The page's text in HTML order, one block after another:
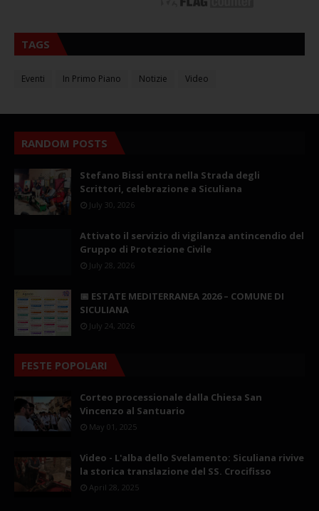
TAGS
Eventi In Primo Piano Notizie Video
RANDOM POSTS
Stefano Bissi entra nella Strada degli
Scrittori, celebrazione a Siculiana
July 30, 2026
Attivato il servizio di vigilanza antincendio del
Gruppo di Protezione Civile
July 28, 2026
📅 ESTATE MEDITERRANEA 2026 – COMUNE DI
SICULIANA
July 24, 2026
FESTE POPOLARI
Corteo processionale dalla Chiesa San
Vincenzo al Santuario
May 01, 2025
Video - L'alba dello Svelamento: Siculiana rivive
la storica translazione del SS. Crocifisso
April 28, 2025